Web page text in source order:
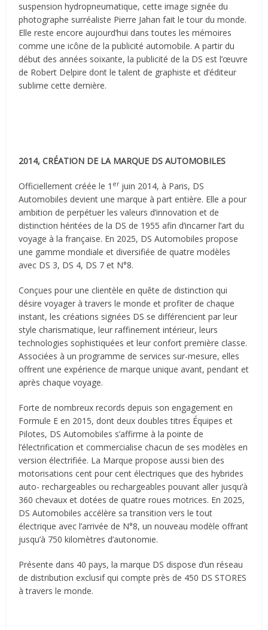
suspension hydropneumatique, cette image signée du
photographe surréaliste Pierre Jahan fait le tour du monde.
Elle reste encore aujourd’hui dans toutes les mémoires
comme une icône de la publicité automobile. A partir du
début des années soixante, la publicité de la DS est l’œuvre
de Robert Delpire dont le talent de graphiste et d’éditeur
sublime cette dernière.
2014, CRÉATION DE LA MARQUE DS AUTOMOBILES
Officiellement créée le 1 erjuin 2014, à Paris, DS
Automobiles devient une marque à part entière. Elle a pour
ambition de perpétuer les valeurs d’innovation et de
distinction héritées de la DS de 1955 afin d’incarner l’art du
voyage à la française. En 2025, DS Automobiles propose
une gamme mondiale et diversifiée de quatre modèles
avec DS 3, DS 4, DS 7 et N°8.
Conçues pour une clientèle en quête de distinction qui
désire voyager à travers le monde et profiter de chaque
instant, les créations signées DS se différencient par leur
style charismatique, leur raffinement intérieur, leurs
technologies sophistiquées et leur confort première classe.
Associées à un programme de services sur-mesure, elles
offrent une expérience de marque unique avant, pendant et
après chaque voyage.
Forte de nombreux records depuis son engagement en
Formule E en 2015, dont deux doubles titres Équipes et
Pilotes, DS Automobiles s’affirme à la pointe de
l’électrification et commercialise chacun de ses modèles en
version électrifiée. La Marque propose aussi bien des
motorisations cent pour cent électriques que des hybrides
auto- rechargeables ou rechargeables pouvant aller jusqu’à
360 chevaux et dotées de quatre roues motrices. En 2025,
DS Automobiles accélère sa transition vers le tout
électrique avec l’arrivée de N°8, un nouveau modèle offrant
jusqu’à 750 kilomètres d’autonomie.
Présente dans 40 pays, la marque DS dispose d’un réseau
de distribution exclusif qui compte près de 450 DS STORES
à travers le monde.